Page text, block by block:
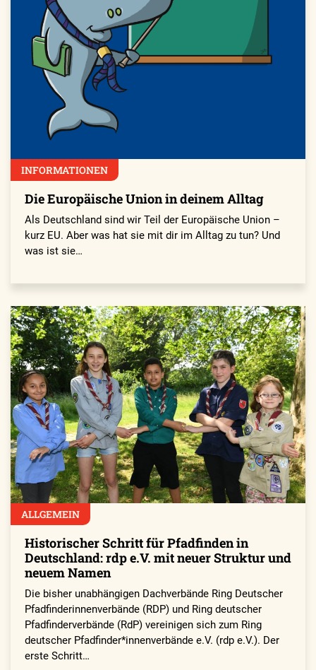
INFORMATIONEN
Die Europäische Union in deinem Alltag
Als Deutschland sind wir Teil der Europäische Union –
kurz EU. Aber was hat sie mit dir im Alltag zu tun? Und
was ist sie…
ALLGEMEIN
Historischer Schritt für Pfadfinden in
Deutschland: rdp e.V. mit neuer Struktur und
neuem Namen
Die bisher unabhängigen Dachverbände Ring Deutscher
Pfadfinderinnenverbände (RDP) und Ring deutscher
Pfadfinderverbände (RdP) vereinigen sich zum Ring
deutscher Pfadfinder*innenverbände e.V. (rdp e.V.). Der
erste Schritt…